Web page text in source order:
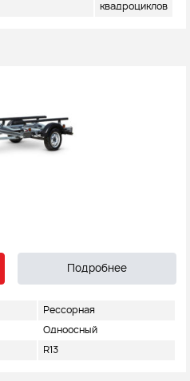
квадроциклов
Подробнее
Рессорная
Одноосный
R13